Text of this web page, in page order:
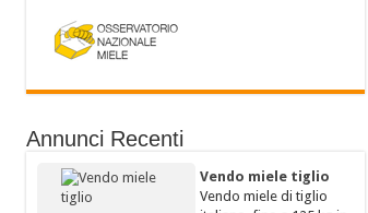
Annunci Recenti
Vendo miele tiglio
Vendo miele di tiglio